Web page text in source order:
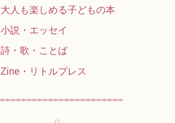
大人も楽しめる子どもの本
小説・エッセイ
詩・歌・ことば
Zine・リトルプレス